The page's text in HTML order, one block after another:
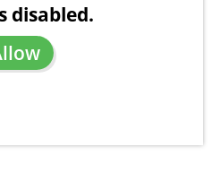
disabled.